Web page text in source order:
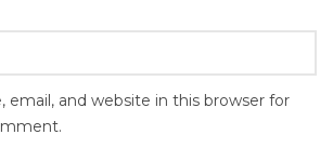
email, and website in this browser for